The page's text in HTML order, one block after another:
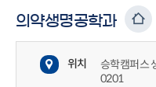
의약생명공학과
위치
승학캠퍼스
0201